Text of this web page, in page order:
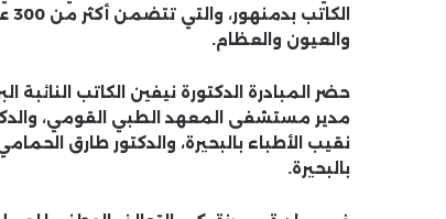
والعيون والعظام.
حضر المبادرة الدكتورة نيفين الكاتب النائبة
مدير مستشفى المعهد الطبي القومي،
نقيب الأطباء بالبحيرة، والدكتور طارق
بالبحيرة.